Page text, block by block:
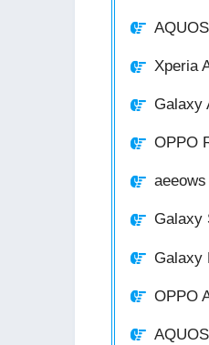
Xperia
Galaxy
OPPO
Galaxy
Galaxy
OPPO